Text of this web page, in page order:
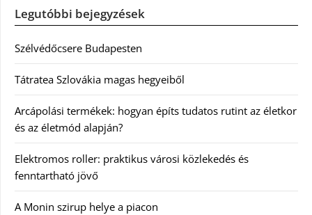
Legutóbbi bejegyzések
Szélvédőcsere Budapesten
Tátratea Szlovákia magas hegyeiből
Arcápolási termékek: hogyan építs tudatos rutint az életkor
és az életmód alapján?
Elektromos roller: praktikus városi közlekedés és
fenntartható jövő
A Monin szirup helye a piacon